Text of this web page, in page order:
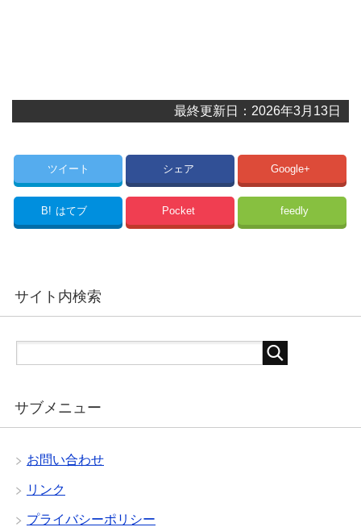
最終更新日：2026年3月13日
ツイート シェア Google+
B! はてブ Pocket feedly
サイト内検索
サブメニュー
お問い合わせ
リンク
プライバシーポリシー